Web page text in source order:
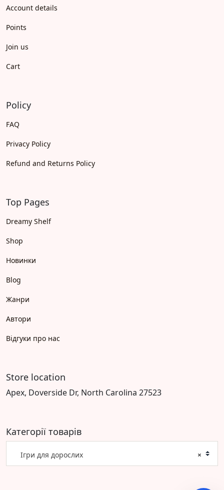
Account details
Points
Join us
Cart
Policy
FAQ
Privacy Policy
Refund and Returns Policy
Top Pages
Dreamy Shelf
Shop
Новинки
Blog
Жанри
Автори
Відгуки про нас
Store location
Apex, Doverside Dr, North Carolina 27523
Категорії товарів
×
Ігри для дорослих